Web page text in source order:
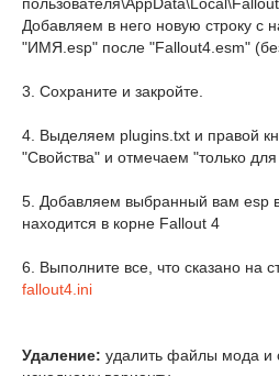
Добавляем в него новую строку с
"ИМЯ.esp" после "Fallout4.esm"
3. Сохраните и закройте.
4. Выделяем plugins.txt и правой
"Свойства" и отмечаем "только для
5. Добавляем выбранный вам esp
находится в корне Fallout 4
6. Выполните все, что сказано на
fallout4.ini
Удаление: удалить файлы мода и